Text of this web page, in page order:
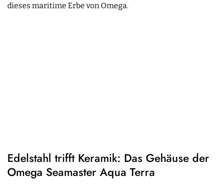
dieses maritime Erbe von Omega.
Edelstahl trifft Keramik: Das Gehäuse der
Omega Seamaster Aqua Terra